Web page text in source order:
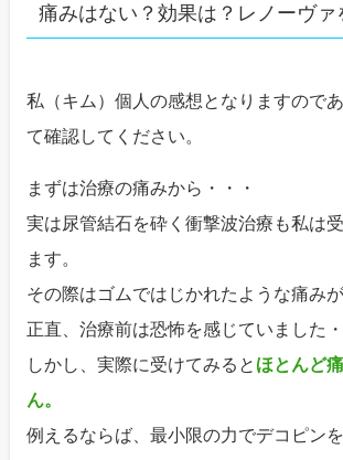
痛みはない？効果は？レノーヴァ
私（キム）個人の感想となりますので
て確認してください。
まずは治療の痛みから・・・
実は尿管結石を砕く衝撃波治療も私は
ます。
その際はゴムではじかれたような痛み
正直、治療前は恐怖を感じていました・
しかし、実際に受けてみると ほとんど
ん。
例えるならば、最小限の力でデコピン